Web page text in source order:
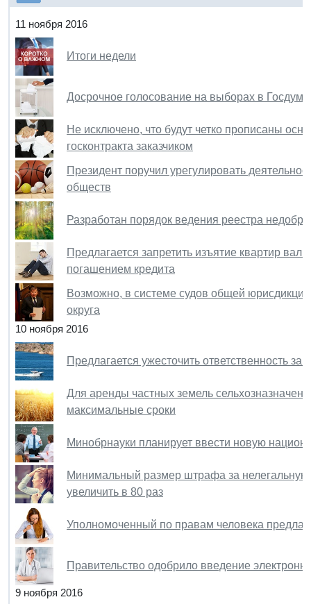
11 ноября 2016
Итоги недели
Досрочное голосование на выборах в Госдуму
Не исключено, что будут четко прописаны
госконтракта заказчиком
Президент поручил урегулировать
обществ
Разработан порядок ведения реестра
Предлагается запретить изъятие квартир
погашением кредита
Возможно, в системе судов общей
округа
10 ноября 2016
Предлагается ужесточить ответственность
Для аренды частных земель
максимальные сроки
Минобрнауки планирует ввести новую
Минимальный размер штрафа за нелегальную
увеличить в 80 раз
Уполномоченный по правам человека
Правительство одобрило введение
9 ноября 2016